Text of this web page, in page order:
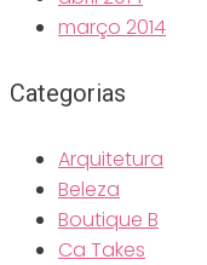
março 2014
Categorias
Arquitetura
Beleza
Boutique B
Ca Takes